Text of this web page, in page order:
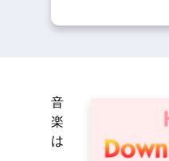
音
楽
は